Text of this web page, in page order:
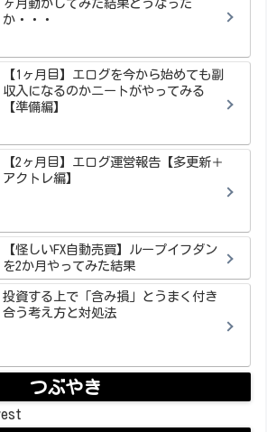
ヶ月動かしてみた結果どうなった
か・・・
【1ヶ月目】エログを今から始めても副
収入になるのかニートがやってみる
【準備編】
【2ヶ月目】エログ運営報告【多更新＋
アクトレ編】
【怪しいFX自動売買】ループイフダン
を2か月やってみた結果
投資する上で「含み損」とうまく付き
合う考え方と対処法
つぶやき